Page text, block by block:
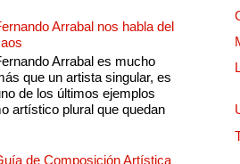
Arrabal nos habla del
Arrabal es mucho
que un artista singular, es
de los últimos ejemplos
artístico plural que quedan
de Composición Artística